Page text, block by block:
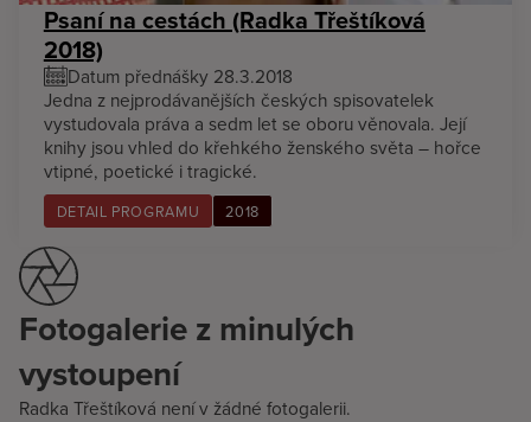
Psaní na cestách (Radka Třeštíková
2018)
Datum přednášky 28.3.2018
Jedna z nejprodávanějších českých spisovatelek
vystudovala práva a sedm let se oboru věnovala. Její
knihy jsou vhled do křehkého ženského světa – hořce
vtipné, poetické i tragické.
DETAIL PROGRAMU 2018
Fotogalerie z minulých
vystoupení
Radka Třeštíková není v žádné fotogalerii.